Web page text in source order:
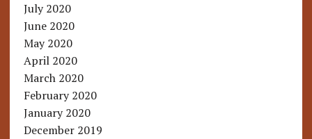
July 2020
June 2020
May 2020
April 2020
March 2020
February 2020
January 2020
December 2019